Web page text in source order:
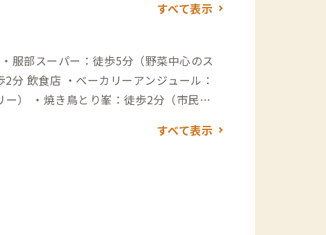
すべて表示
服部スーパー：徒歩5分（野菜中心のス
） ・焼き鳥とり峯：徒歩2分（市民な
花：徒歩2分（ランチにお勧めの和食屋
すべて表示